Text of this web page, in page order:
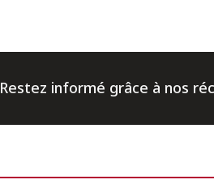
Restez informé grâce à nos